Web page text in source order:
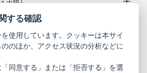
する確認
使用しています。クッキーは本サイ
ののほか、アクセス状況の分析などに
同意する」または「拒否する」を選